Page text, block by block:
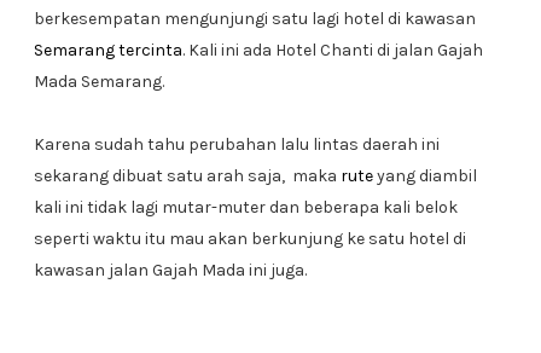
berkesempatan mengunjungi satu lagi hotel di kawasan
Semarang tercinta. Kali ini ada Hotel Chanti di jalan Gajah
Mada Semarang.
Karena sudah tahu perubahan lalu lintas daerah ini
sekarang dibuat satu arah saja, maka ruteyang diambil
kali ini tidak lagi mutar-muter dan beberapa kali belok
seperti waktu itu mau akan berkunjung ke satu hotel di
kawasan jalan Gajah Mada ini juga.